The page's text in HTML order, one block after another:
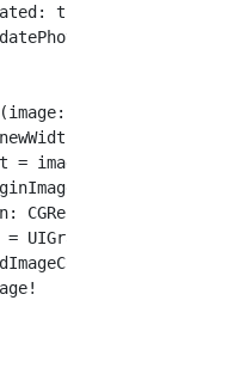
true, completion:
UIImage,
/
= image.size.height *
CGRect(x: 0, y: 0,
=